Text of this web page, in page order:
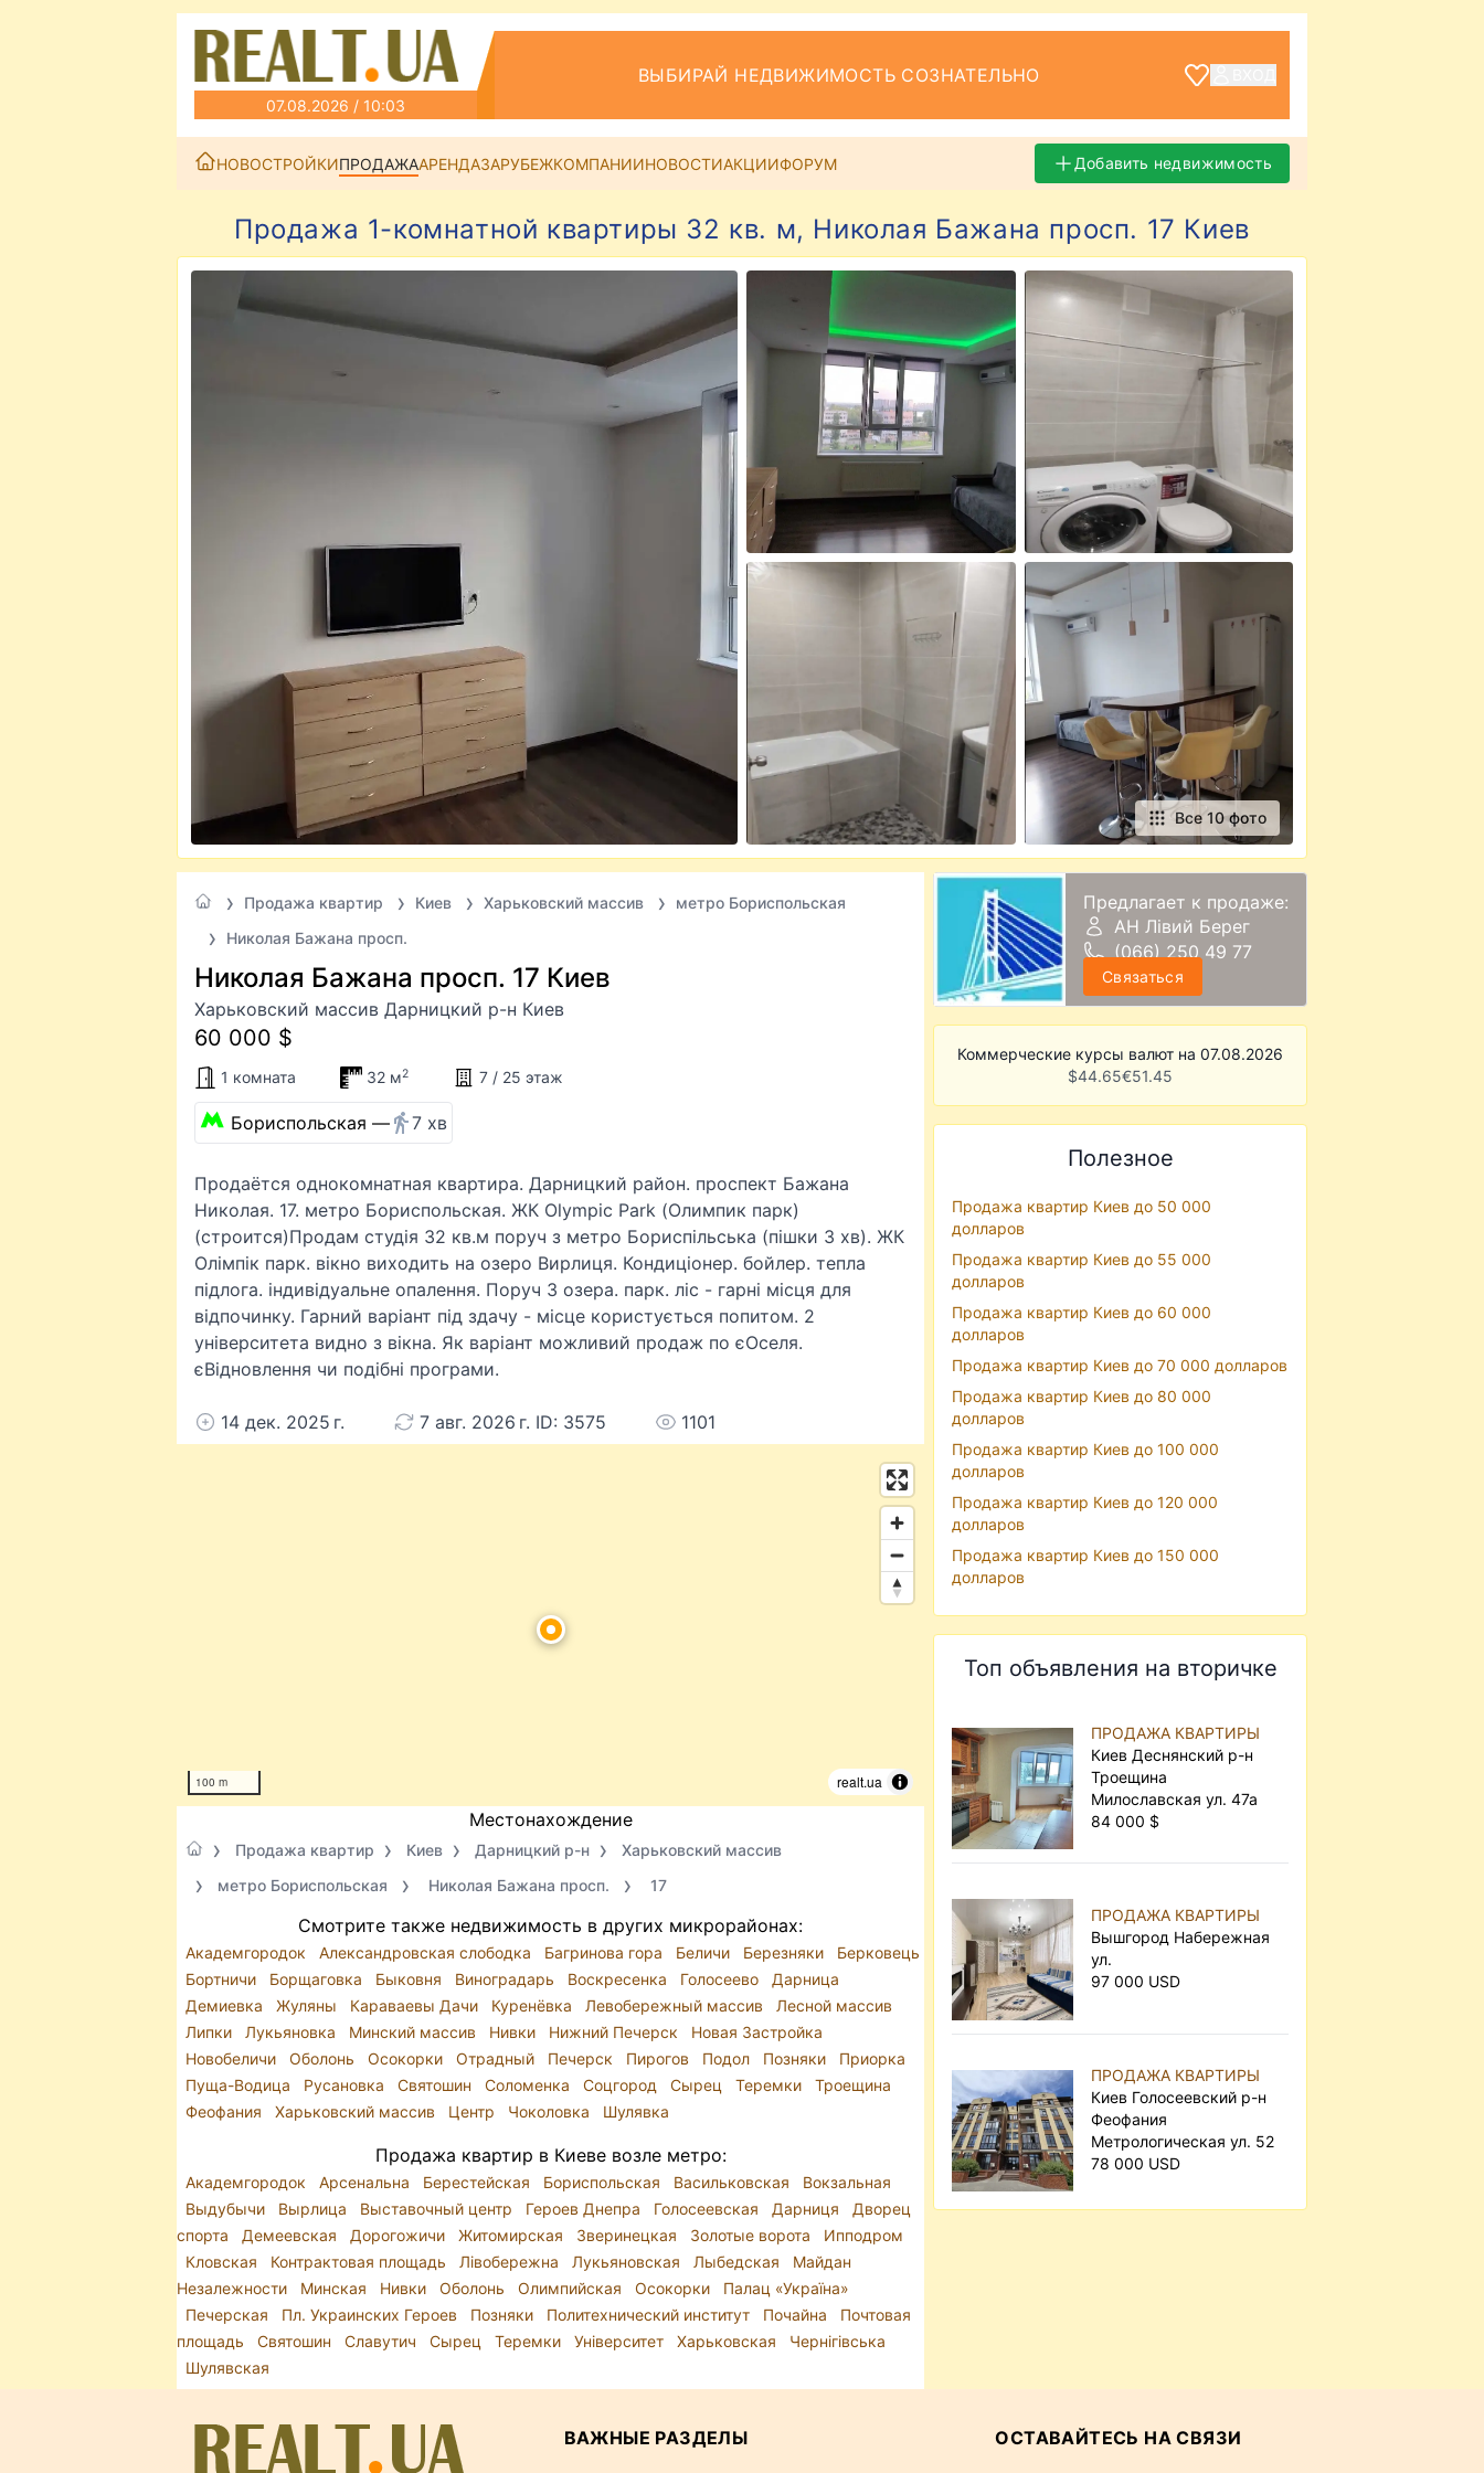
07.08.2026 / 10:03
ВЫБИРАЙ НЕДВИЖИМОСТЬ СОЗНАТЕЛЬНО
НОВОСТРОЙКИПРОДАЖААРЕНДАЗАРУБЕЖКОМПАНИИНОВОСТИАКЦИИФОРУМ Добавить недвижимость
Продажа 1-комнатной квартиры 32 кв. м, Николая Бажана просп. 17 Киев
Все 10 фото
Продажа квартир Киев Харьковский массив
метро Бориспольская
Николая Бажана просп.
Николая Бажана просп. 17 Киев
Харьковский массив Дарницкий р-н Киев
60 000 $
1 комната 32 м2 7 / 25 этаж
Бориспольская — 7 хв
Продаётся однокомнатная квартира. Дарницкий район. проспект Бажана
Николая. 17. метро Бориспольская. ЖК Olympiс Park (Олимпик парк)
(строится)Продам студія 32 кв.м поруч з метро Бориспільська (пішки 3 хв). ЖК
Олімпік парк. вікно виходить на озеро Вирлиця. Кондиціонер. бойлер. тепла
підлога. індивідуальне опалення. Поруч 3 озера. парк. ліс - гарні місця для
відпочинку. Гарний варіант під здачу - місце користується попитом. 2
університета видно з вікна. Як варіант можливий продаж по єОселя.
єВідновлення чи подібні програми.
14 дек. 2025 г. 7 авг. 2026 г. ID: 3575 1101
100 m realt.ua
Местонахождение
Продажа квартир Киев Дарницкий р-н
Харьковский массив
метро Бориспольская
Николая Бажана просп. 17
Смотрите также недвижимость в других микрорайонах:
Академгородок Александровская слободка Багринова гора Беличи Березняки
Берковець
Бортничи
Борщаговка Быковня Виноградарь Воскресенка Голосеево
Дарница
Демиевка
Жуляны Караваевы Дачи Куренёвка Левобережный массив
Лесной массив
Липки
Лукьяновка Минский массив Нивки Нижний Печерск
Новая Застройка
Новобеличи
Оболонь Осокорки Отрадный Печерск Пирогов Подол Позняки
Приорка
Пуща-Водица
Русановка Святошин Соломенка Соцгород Сырец Теремки
Троещина
Феофания
Харьковский массив Центр Чоколовка Шулявка
Продажа квартир в Киеве возле метро:
Академгородок Арсенальна Берестейская Бориспольская Васильковская
Вокзальная
Выдубычи
Вырлица Выставочный центр Героев Днепра Голосеевская Дарниця
Дворец
спорта
Демеевская Дорогожичи Житомирская Зверинецкая Золотые ворота
Ипподром
Кловская
Контрактовая площадь Лівобережна Лукьяновская Лыбедская
Майдан
Незалежности
Минская Нивки Оболонь Олимпийская Осокорки
Палац «Україна»
Печерская
Пл. Украинских Героев Позняки Политехнический институт Почайна
Почтовая
площадь
Святошин Славутич Сырец Теремки Університет Харьковская
Чернігівська
Шулявская
Предлагает к продаже:
АН Лівий Берег
(066) 250 49 77
Связаться
Коммерческие курсы валют на 07.08.2026
$44.65€51.45
Полезное
Продажа квартир Киев до 50 000
долларов
Продажа квартир Киев до 55 000
долларов
Продажа квартир Киев до 60 000
долларов
Продажа квартир Киев до 70 000 долларов
Продажа квартир Киев до 80 000
долларов
Продажа квартир Киев до 100 000
долларов
Продажа квартир Киев до 120 000
долларов
Продажа квартир Киев до 150 000
долларов
Топ объявления на вторичке
ПРОДАЖА КВАРТИРЫ
Киев Деснянский р-н
Троещина
Милославская ул. 47а
84 000 $
ПРОДАЖА КВАРТИРЫ
Вышгород Набережная
ул.
97 000 USD
ПРОДАЖА КВАРТИРЫ
Киев Голосеевский р-н
Феофания
Метрологическая ул. 52
78 000 USD
ВАЖНЫЕ РАЗДЕЛЫ ОСТАВАЙТЕСЬ НА СВЯЗИ